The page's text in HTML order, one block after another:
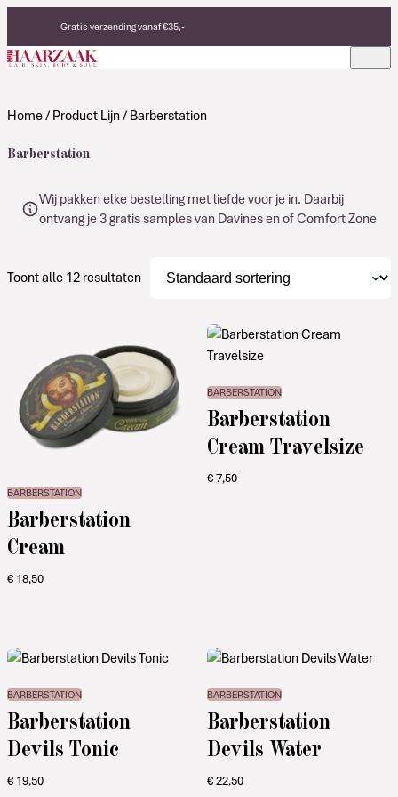
Gratis verzending vanaf €35,-
Eerlijke, duurzame producten
Made in Italy
Home/ Product Lijn / Barberstation
Barberstation
Wij pakken elke bestelling met liefde voor je in. Daarbij
ontvang je 3 gratis samples van Davines en of Comfort Zone
Toont alle 12 resultaten
BARBERSTATION
Barberstation
Cream
€ 18,50
BARBERSTATION
Barberstation
Cream Travelsize
€7,50
BARBERSTATION
Barberstation
Devils Tonic
€ 19,50
BARBERSTATION
Barberstation
Devils Water
€22,50